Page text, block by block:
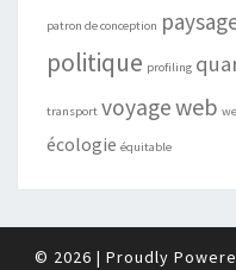
patron de conception
politique profiling
transport voyageweb
écologie équitable
© 2026 | Proudly